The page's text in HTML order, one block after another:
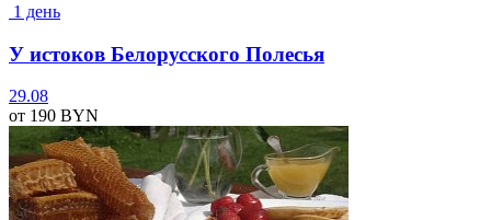
1 день
У истоков Белорусского Полесья
29.08
от 190 BYN